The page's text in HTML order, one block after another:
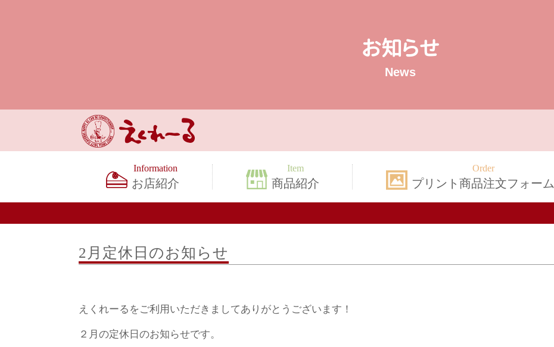
お知らせ
News
お店紹介 商品紹介 プリント商品注文フォーム
2月定休日のお知らせ
えくれーるをご利用いただきましてありがとうございます！
２月の定休日のお知らせです。